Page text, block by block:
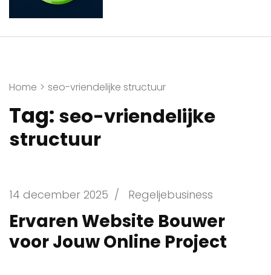
Home > seo-vriendelijke structuur
Tag: seo-vriendelijke
structuur
14 december 2025 / Regeljebusiness
Ervaren Website Bouwer
voor Jouw Online Project